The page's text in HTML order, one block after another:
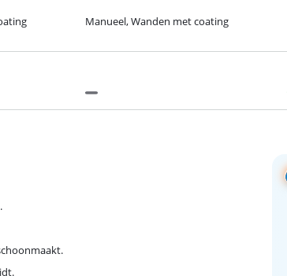
Manueel, Wanden met coating